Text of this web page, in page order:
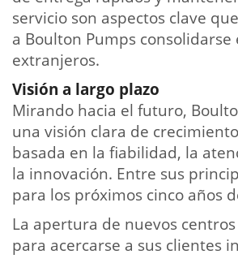
servicio son aspectos clave
a Boulton Pumps consolidarse
extranjeros.
Visión a largo plazo
Mirando hacia el futuro,
una visión clara de
basada en la fiabilidad, la
la innovación. Entre sus
para los próximos cinco años
La apertura de nuevos
para acercarse a sus clientes